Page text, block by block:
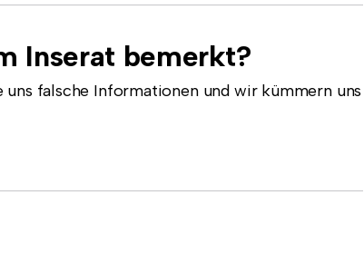
Inserat bemerkt?
falsche Informationen und wir kümmern uns